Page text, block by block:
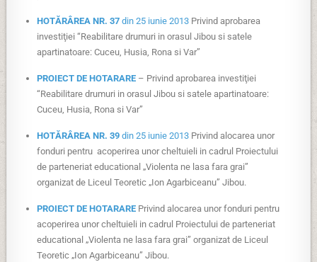
HOTĂRÂREA NR. 37 din 25 iunie 2013 Privind aprobarea
investiţiei “Reabilitare drumuri in orasul Jibou si satele
apartinatoare: Cuceu, Husia, Rona si Var”
PROIECT DE HOTARARE – Privind aprobarea investiţiei
“Reabilitare drumuri in orasul Jibou si satele apartinatoare:
Cuceu, Husia, Rona si Var”
HOTĂRÂREA NR. 39 din 25 iunie 2013 Privind alocarea unor
fonduri pentru acoperirea unor cheltuieli in cadrul Proiectului
de parteneriat educational „Violenta ne lasa fara grai”
organizat de Liceul Teoretic „Ion Agarbiceanu” Jibou.
PROIECT DE HOTARARE Privind alocarea unor fonduri pentru
acoperirea unor cheltuieli in cadrul Proiectului de parteneriat
educational „Violenta ne lasa fara grai” organizat de Liceul
Teoretic „Ion Agarbiceanu” Jibou.